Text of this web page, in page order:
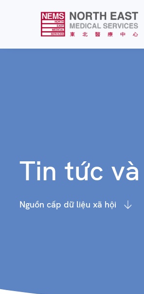
Tin tức
Nguồn cấp dữ liệu xã hội